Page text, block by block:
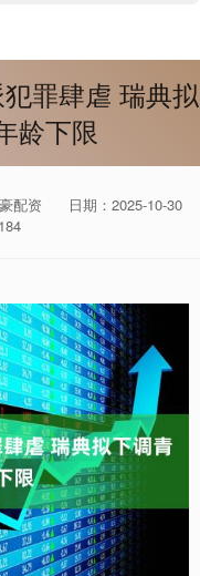
罪肆虐 瑞典拟
龄下限
配资
日期：2025-10-30